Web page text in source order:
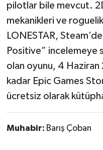
pilotlar bile mevcut.
mekanikleri ve
LONESTAR,
Positive” incelemeye
olan oyunu, 4
kadar Epic Games
ücretsiz olarak
Muhabir: Barış Çoban